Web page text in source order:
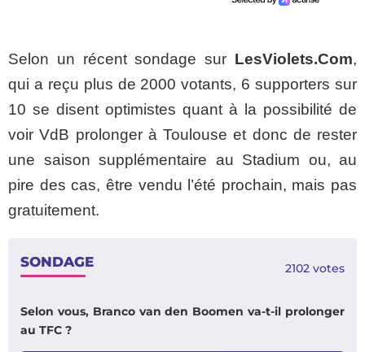
Selon un récent sondage sur LesViolets.Com,
qui a reçu plus de 2000 votants, 6 supporters sur
10 se disent optimistes quant à la possibilité de
voir VdB prolonger à Toulouse et donc de rester
une saison supplémentaire au Stadium ou, au
pire des cas, être vendu l’été prochain, mais pas
gratuitement.
SONDAGE 2102 votes
Selon vous, Branco van den Boomen va-t-il prolonger
au TFC ?